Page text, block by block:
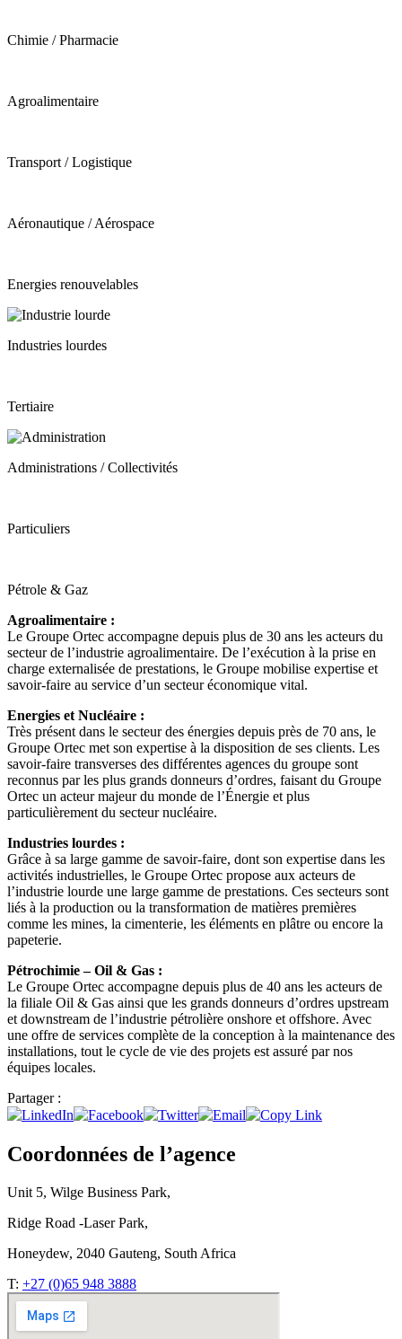
Chimie / Pharmacie
Agroalimentaire
Transport / Logistique
Aéronautique / Aérospace
Energies renouvelables
Industries lourdes
Tertiaire
Administrations / Collectivités
Particuliers
Pétrole & Gaz
Agroalimentaire :
Le Groupe Ortec accompagne depuis plus de 30 ans les acteurs du
secteur de l’industrie agroalimentaire. De l’exécution à la prise en
charge externalisée de prestations, le Groupe mobilise expertise et
savoir-faire au service d’un secteur économique vital.
Energies et Nucléaire :
Très présent dans le secteur des énergies depuis près de 70 ans, le
Groupe Ortec met son expertise à la disposition de ses clients. Les
savoir-faire transverses des différentes agences du groupe sont
reconnus par les plus grands donneurs d’ordres, faisant du Groupe
Ortec un acteur majeur du monde de l’Énergie et plus
particulièrement du secteur nucléaire.
Industries lourdes :
Grâce à sa large gamme de savoir-faire, dont son expertise dans les
activités industrielles, le Groupe Ortec propose aux acteurs de
l’industrie lourde une large gamme de prestations. Ces secteurs sont
liés à la production ou la transformation de matières premières
comme les mines, la cimenterie, les éléments en plâtre ou encore la
papeterie.
Pétrochimie – Oil & Gas :
Le Groupe Ortec accompagne depuis plus de 40 ans les acteurs de
la filiale Oil & Gas ainsi que les grands donneurs d’ordres upstream
et downstream de l’industrie pétrolière onshore et offshore. Avec
une offre de services complète de la conception à la maintenance des
installations, tout le cycle de vie des projets est assuré par nos
équipes locales.
Partager :
Coordonnées de l’agence
Unit 5, Wilge Business Park,
Ridge Road -Laser Park,
Honeydew, 2040 Gauteng, South Africa
T: +27 (0)65 948 3888